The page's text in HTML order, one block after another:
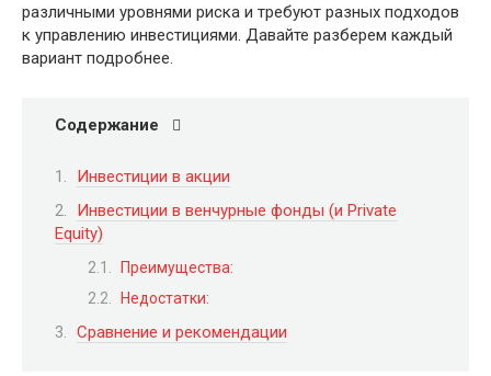
различными уровнями риска и требуют разных подходов
к управлению инвестициями. Давайте разберем каждый
вариант подробнее.
Содержание
Инвестиции в акции
Инвестиции в венчурные фонды (и Private
Equity)
Преимущества:
Недостатки:
Сравнение и рекомендации